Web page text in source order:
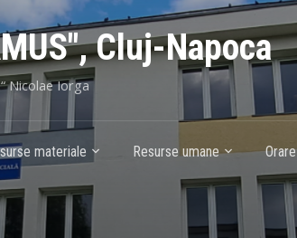
Cluj-Napoca
Nicolae Iorga
materiale Resurse umane Orare